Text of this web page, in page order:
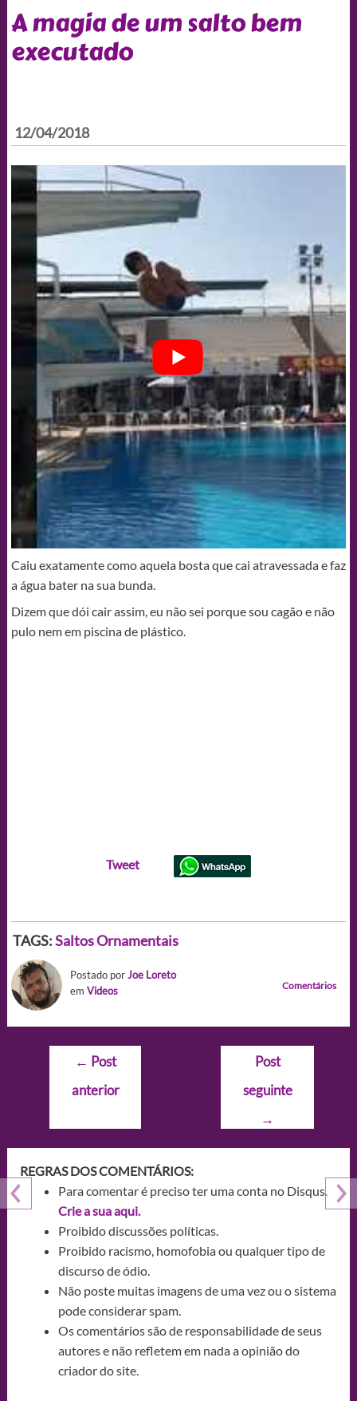
A magia de um salto bem
executado
12/04/2018
Caiu exatamente como aquela bosta que cai atravessada e faz
a água bater na sua bunda.
Dizem que dói cair assim, eu não sei porque sou cagão e não
pulo nem em piscina de plástico.
Tweet
TAGS:Saltos Ornamentais
Postado porJoe Loreto
em Videos Comentários
Navegação
Post
← Post
anterior
Post
seguinte
→
REGRAS DOS COMENTÁRIOS:
Para comentar é preciso ter uma conta no Disqus.
Crie a sua aqui.
Proibido discussões políticas.
Proibido racismo, homofobia ou qualquer tipo de
discurso de ódio.
Não poste muitas imagens de uma vez ou o sistema
pode considerar spam.
Os comentários são de responsabilidade de seus
autores e não refletem em nada a opinião do
criador do site.